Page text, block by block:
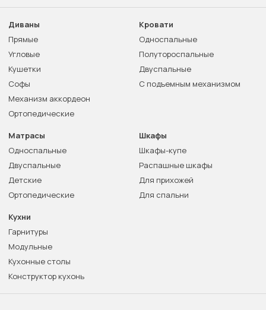
Диваны
Прямые
Угловые
Кушетки
Софы
Механизм аккордеон
Ортопедические
Кровати
Односпальные
Полутороспальные
Двуспальные
С подъемным механизмом
Матрасы
Односпальные
Двуспальные
Детские
Ортопедические
Шкафы
Шкафы-купе
Распашные шкафы
Для прихожей
Для спальни
Кухни
Гарнитуры
Модульные
Кухонные столы
Конструктор кухонь